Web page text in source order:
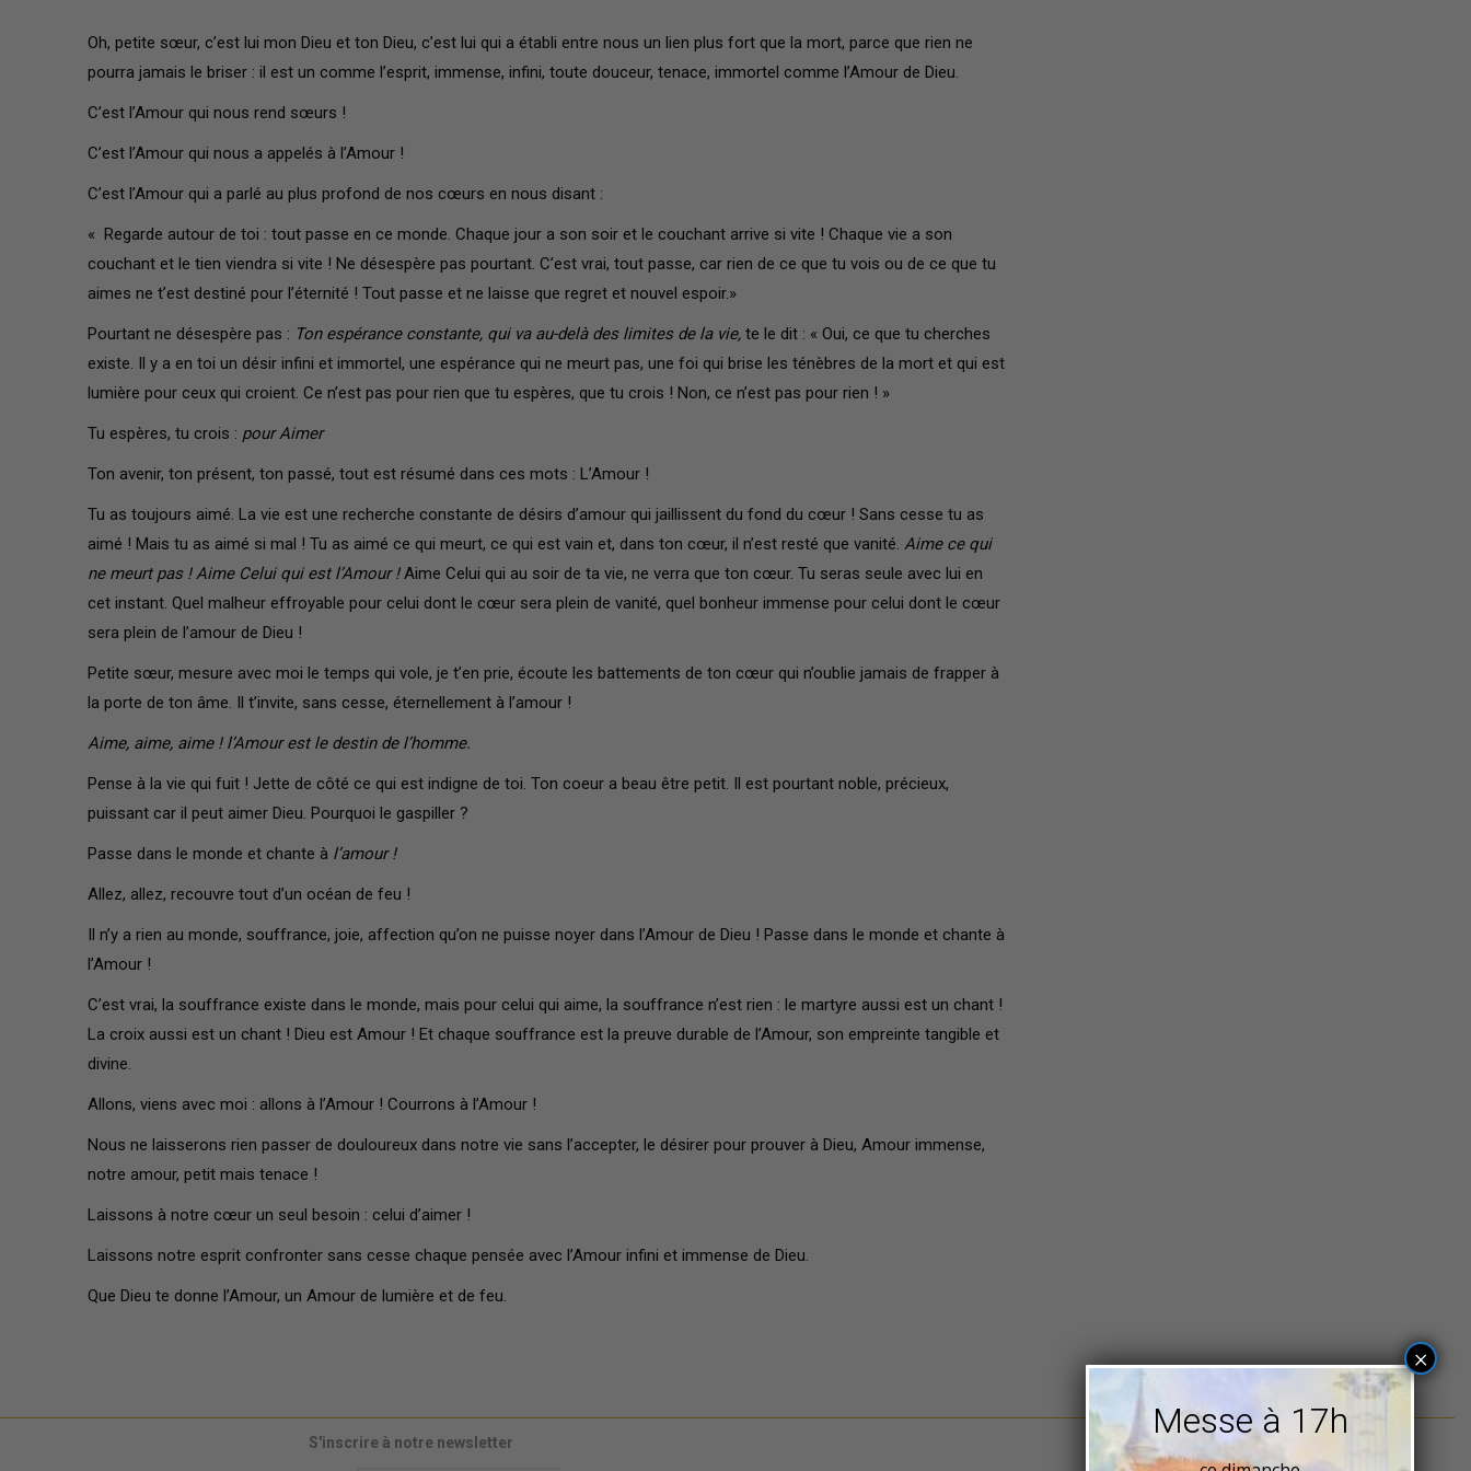
Oh, petite sœur, c’est lui mon Dieu et ton Dieu, c’est lui qui a établi entre nous un lien plus fort que la mort, parce que rien ne
pourra jamais le briser : il est un comme l’esprit, immense, infini, toute douceur, tenace, immortel comme l’Amour de Dieu.
C’est l’Amour qui nous rend sœurs !
C’est l’Amour qui nous a appelés à l’Amour !
C’est l’Amour qui a parlé au plus profond de nos cœurs en nous disant :
« Regarde autour de toi : tout passe en ce monde. Chaque jour a son soir et le couchant arrive si vite ! Chaque vie a son
couchant et le tien viendra si vite ! Ne désespère pas pourtant. C’est vrai, tout passe, car rien de ce que tu vois ou de ce que tu
aimes ne t’est destiné pour l’éternité ! Tout passe et ne laisse que regret et nouvel espoir.»
Pourtant ne désespère pas : Ton espérance constante, qui va au-delà des limites de la vie,te le dit : « Oui, ce que tu cherches
existe. Il y a en toi un désir infini et immortel, une espérance qui ne meurt pas, une foi qui brise les ténèbres de la mort et qui est
lumière pour ceux qui croient. Ce n’est pas pour rien que tu espères, que tu crois ! Non, ce n’est pas pour rien ! »
Tu espères, tu crois : pour Aimer
Ton avenir, ton présent, ton passé, tout est résumé dans ces mots : L’Amour !
Tu as toujours aimé. La vie est une recherche constante de désirs d’amour qui jaillissent du fond du cœur ! Sans cesse tu as
aimé ! Mais tu as aimé si mal ! Tu as aimé ce qui meurt, ce qui est vain et, dans ton cœur, il n’est resté que vanité. Aime ce qui
ne meurt pas ! Aime Celui qui est l’Amour !Aime Celui qui au soir de ta vie, ne verra que ton cœur. Tu seras seule avec lui en
cet instant. Quel malheur effroyable pour celui dont le cœur sera plein de vanité, quel bonheur immense pour celui dont le cœur
sera plein de l’amour de Dieu !
Petite sœur, mesure avec moi le temps qui vole, je t’en prie, écoute les battements de ton cœur qui n’oublie jamais de frapper à
la porte de ton âme. Il t’invite, sans cesse, éternellement à l’amour !
Aime, aime, aime ! l’Amour est le destin de l’homme.
Pense à la vie qui fuit ! Jette de côté ce qui est indigne de toi. Ton coeur a beau être petit. Il est pourtant noble, précieux,
puissant car il peut aimer Dieu. Pourquoi le gaspiller ?
Passe dans le monde et chante à l’amour !
Allez, allez, recouvre tout d’un océan de feu !
Il n’y a rien au monde, souffrance, joie, affection qu’on ne puisse noyer dans l’Amour de Dieu ! Passe dans le monde et chante à
l’Amour !
C’est vrai, la souffrance existe dans le monde, mais pour celui qui aime, la souffrance n’est rien : le martyre aussi est un chant !
La croix aussi est un chant ! Dieu est Amour ! Et chaque souffrance est la preuve durable de l’Amour, son empreinte tangible et
divine.
Allons, viens avec moi : allons à l’Amour ! Courrons à l’Amour !
Nous ne laisserons rien passer de douloureux dans notre vie sans l’accepter, le désirer pour prouver à Dieu, Amour immense,
notre amour, petit mais tenace !
Laissons à notre cœur un seul besoin : celui d’aimer !
Laissons notre esprit confronter sans cesse chaque pensée avec l’Amour infini et immense de Dieu.
Que Dieu te donne l’Amour, un Amour de lumière et de feu.
S'inscrire à notre newsletter
Messe à 17h
×